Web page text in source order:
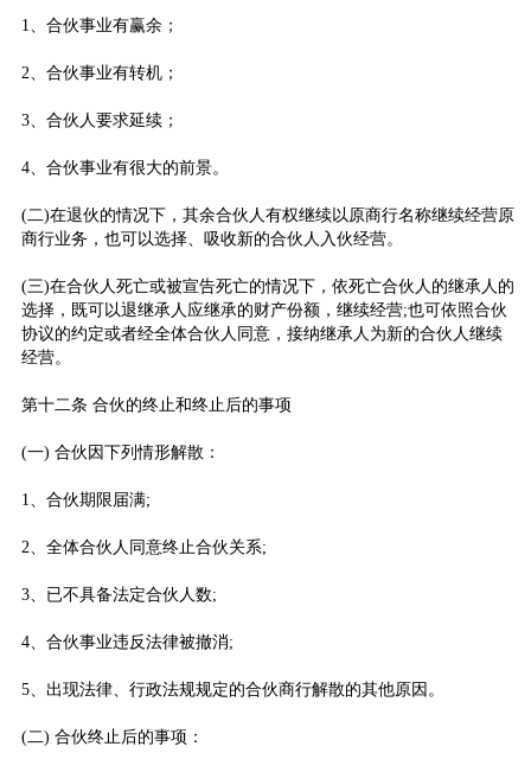
1、合伙事业有赢余；
2、合伙事业有转机；
3、合伙人要求延续；
4、合伙事业有很大的前景。
(二)在退伙的情况下，其余合伙人有权继续以原商行名称继续经营原
商行业务，也可以选择、吸收新的合伙人入伙经营。
(三)在合伙人死亡或被宣告死亡的情况下，依死亡合伙人的继承人的
选择，既可以退继承人应继承的财产份额，继续经营;也可依照合伙
协议的约定或者经全体合伙人同意，接纳继承人为新的合伙人继续
经营。
第十二条 合伙的终止和终止后的事项
(一) 合伙因下列情形解散：
1、合伙期限届满;
2、全体合伙人同意终止合伙关系;
3、已不具备法定合伙人数;
4、合伙事业违反法律被撤消;
5、出现法律、行政法规规定的合伙商行解散的其他原因。
(二) 合伙终止后的事项：